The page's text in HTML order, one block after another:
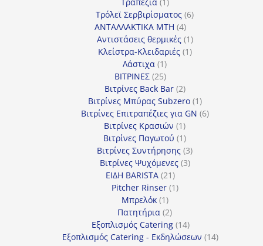
προϊόν
Τρόλεϊ Σερβιρίσματος 66
ΑΝΤΑΛΛΑΚΤΙΚΑ MTH 44
προϊόντα
Αντιστάσεις θερμικές 11
προϊόν
Κλείστρα-Κλειδαριές 11
Λάστιχα 11
προϊόν
ΒΙΤΡΙΝΕΣ 2525
προϊόντα
Βιτρίνες Back Bar 22
προϊόντα
Βιτρίνες Mπύρας Subzero 11
προϊόν
Βιτρίνες Επιτραπέζιες για GN 66
Βιτρίνες Κρασιών 11
προϊόν
Βιτρίνες Παγωτού 11
προϊόν
Βιτρίνες Συντήρησης 33
προϊόντα
Βιτρίνες Ψυχόμενες 33
ΕΙΔΗ BARISTA 2121
προϊόντα
Pitcher Rinser 11
Μπρελόκ 11
προϊόν
Πατητήρια 22
προϊόντα
Εξοπλισμός Catering 1414
προϊόντα
Εξοπλισμός Catering - Εκδηλώσεων 1414